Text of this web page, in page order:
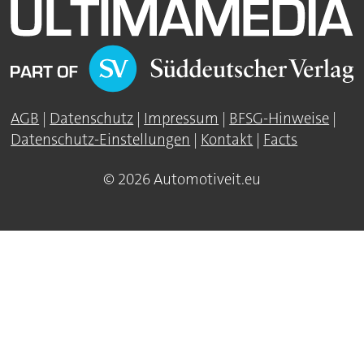
AGB | Datenschutz | Impressum | BFSG-Hinweise |
Datenschutz-Einstellungen | Kontakt | Facts
© 2026 Automotiveit.eu